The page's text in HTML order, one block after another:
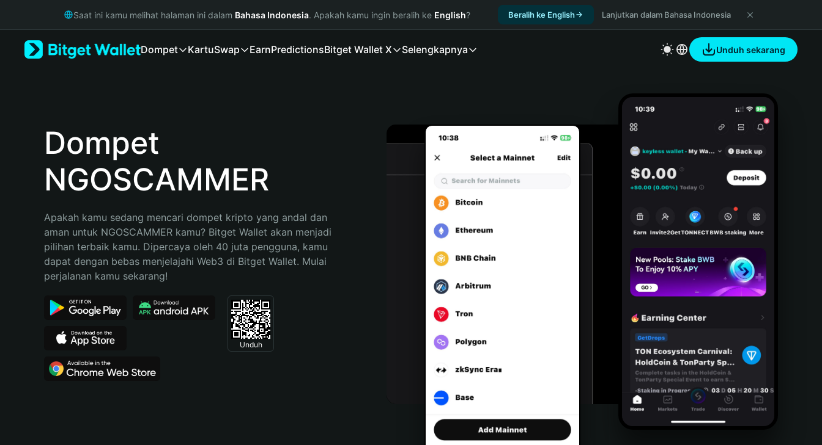
Русский
Português (Portugal)
Bahasa Indonesia
Português (Brasil)
Español (Argentina)
Saat ini kamu melihat halaman ini dalam Bahasa Indonesia. Apakah kamu ingin beralih ke English? Beralih ke English Lanjutkan dalam Bahasa Indonesia
Dompet KartuSwap EarnPredictionsBitget Wallet X Selengkapnya Unduh sekarang
Dompet
NGOSCAMMER
Apakah kamu sedang mencari dompet kripto yang andal dan
aman untuk NGOSCAMMER kamu? Bitget Wallet akan menjadi
pilihan terbaik kamu. Dipercaya oleh 40 juta pengguna, kamu
dapat dengan bebas menjelajahi Web3 di Bitget Wallet. Mulai
perjalanan kamu sekarang!
Unduh